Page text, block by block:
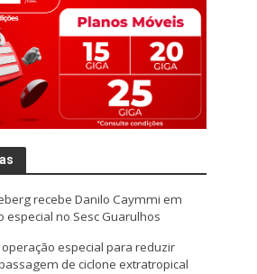
recebe Danilo Caymmi em
especial no Sesc Guarulhos
operação especial para reduzir
de ciclone extratropical